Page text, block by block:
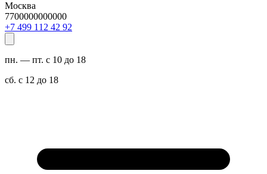
Москва
7700000000000
29 24 211 994 7+
пн. — пт. с 10 до 18
сб. с 12 до 18